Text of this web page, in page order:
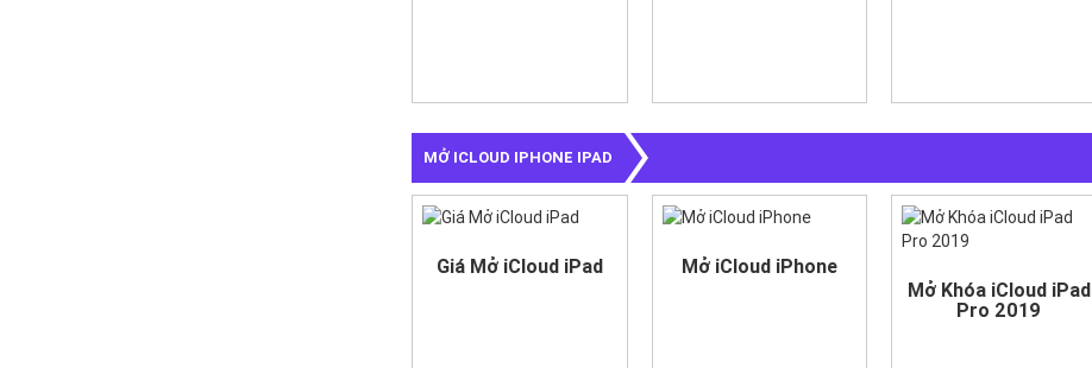
MỞ ICLOUD IPHONE IPAD
Giá Mở iCloud iPad
Mở iCloud iPhone
Mở Khóa iCloud iPad
Pro 2019